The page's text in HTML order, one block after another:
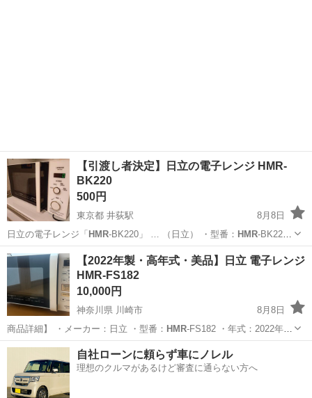
【引渡し者決定】日立の電子レンジ HMR-
BK220
500円
東京都 井荻駅
8月8日
日立の電子レンジ「 HMR -BK220」 … （日立） ・型番： HMR-BK220
・5…
東京 杉並区 井荻駅 キッチン家電
【2022年製・高年式・美品】日立 電子レンジ
HMR-FS182
10,000円
神奈川県 川崎市
8月8日
商品詳細】 ・メーカー：日立 ・型番： HMR-FS182 ・年式：2022年製
・…
神奈川 川崎市 キッチン家電
自社ローンに頼らず車にノレル
理想のクルマがあるけど審査に通らない方へ